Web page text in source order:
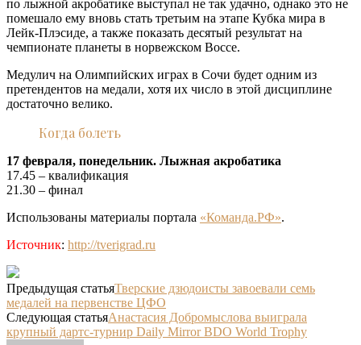
по лыжной акробатике выступал не так удачно, однако это не
помешало ему вновь стать третьим на этапе Кубка мира в
Лейк-Плэсиде, а также показать десятый результат на
чемпионате планеты в норвежском Воссе.
Медулич на Олимпийских играх в Сочи будет одним из
претендентов на медали, хотя их число в этой дисциплине
достаточно велико.
Когда болеть
17 февраля, понедельник. Лыжная акробатика
17.45 – квалификация
21.30 – финал
Использованы материалы портала «Команда.РФ».
Источник: http://tverigrad.ru
Предыдущая статьяТверские дзюдоисты завоевали семь
медалей на первенстве ЦФО
Следующая статьяАнастасия Добромыслова выиграла
крупный дартс-турнир Daily Mirror BDO World Trophy